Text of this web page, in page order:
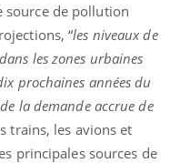
de pollution
“les niveaux de
les zones urbaines
prochaines années du
la demande accrue de
trains, les avions et
principales sources de